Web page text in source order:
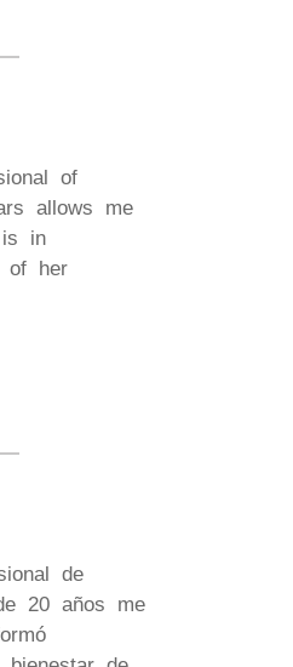
of
allows me
is in
of her
de
20 años me